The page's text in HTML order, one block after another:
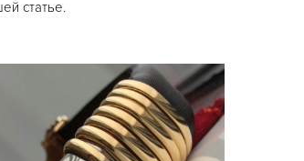
статье.